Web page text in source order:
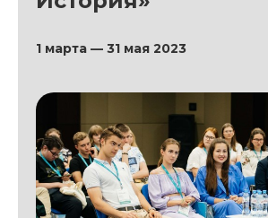
1 марта — 31 мая 2023